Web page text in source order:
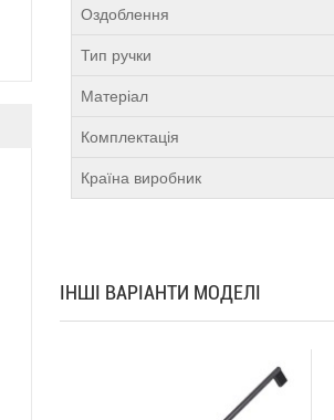
Оздоблення
Тип ручки
Матеріал
Комплектація
Країна виробник
ІНШІ ВАРІАНТИ МОДЕЛІ